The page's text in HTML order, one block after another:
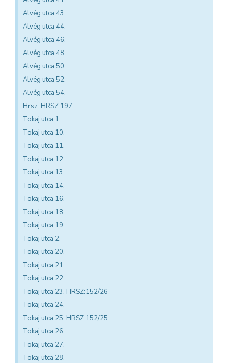
Alvég utca 43.
Alvég utca 44.
Alvég utca 46.
Alvég utca 48.
Alvég utca 50.
Alvég utca 52.
Alvég utca 54.
Hrsz. HRSZ:197
Tokaj utca 1.
Tokaj utca 10.
Tokaj utca 11.
Tokaj utca 12.
Tokaj utca 13.
Tokaj utca 14.
Tokaj utca 16.
Tokaj utca 18.
Tokaj utca 19.
Tokaj utca 2.
Tokaj utca 20.
Tokaj utca 21.
Tokaj utca 22.
Tokaj utca 23. HRSZ:152/26
Tokaj utca 24.
Tokaj utca 25. HRSZ:152/25
Tokaj utca 26.
Tokaj utca 27.
Tokaj utca 28.